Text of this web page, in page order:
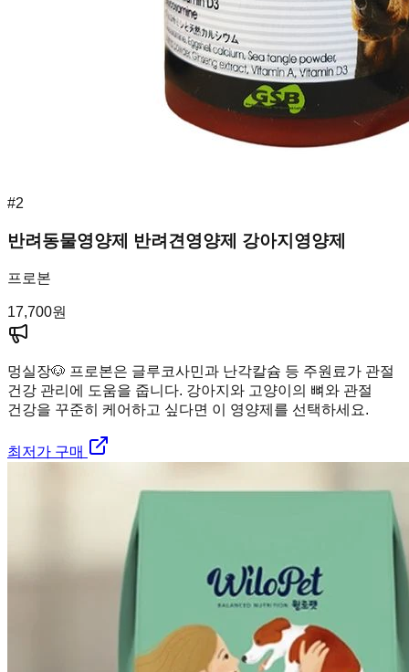
#2
반려동물영양제 반려견영양제 강아지영양제
프로본
17,700원
멍실장🐶 프로본은 글루코사민과 난각칼슘 등 주원료가 관절
건강 관리에 도움을 줍니다. 강아지와 고양이의 뼈와 관절
건강을 꾸준히 케어하고 싶다면 이 영양제를 선택하세요.
최저가 구매